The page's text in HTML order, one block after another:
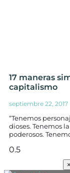
17 maneras
capitalismo
septiembre 22, 2017
“Tenemos
dioses. Tenemos
poderosos.
×